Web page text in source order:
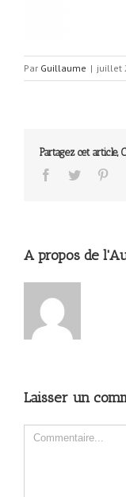
Par Guillaume | juillet
Partagez cet article,
A propos de
Laisser un